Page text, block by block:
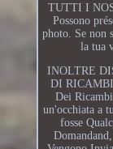
TUTTI I
Possono
photo. Se non
la tua
INOLTRE
DI RICAMBI
Dei
un'occhiata a
fosse